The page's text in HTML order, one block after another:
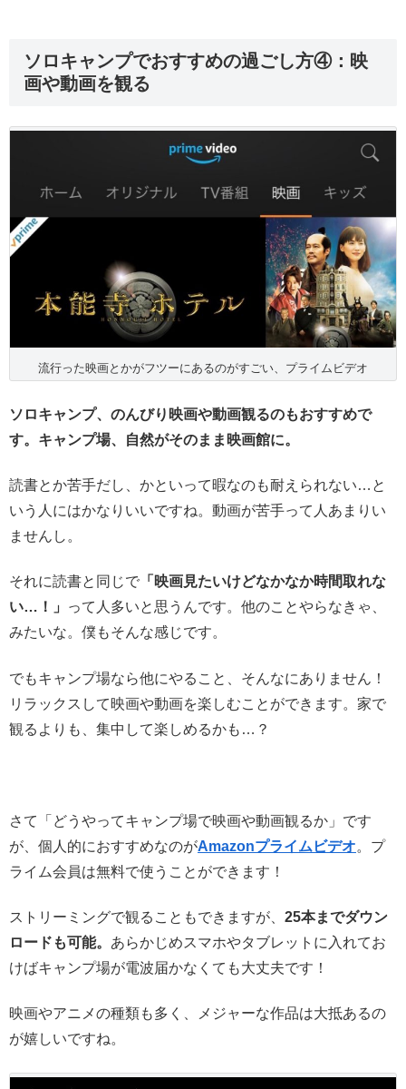
ソロキャンプでおすすめの過ごし方④：映
画や動画を観る
流行った映画とかがフツーにあるのがすごい、プライムビデオ
ソロキャンプ、のんびり映画や動画観るのもおすすめで
す。キャンプ場、自然がそのまま映画館に。
読書とか苦手だし、かといって暇なのも耐えられない…と
いう人にはかなりいいですね。動画が苦手って人あまりい
ませんし。
それに読書と同じで 「映画見たいけどなかなか時間取れな
い…！」
って人多いと思うんです。他のことやらなきゃ、
みたいな。僕もそんな感じです。
でもキャンプ場なら他にやること、そんなにありません！
リラックスして映画や動画を楽しむことができます。家で
観るよりも、集中して楽しめるかも…？
さて「どうやってキャンプ場で映画や動画観るか」です
が、個人的におすすめなのがAmazonプライムビデオ。プ
ライム会員は無料で使うことができます！
ストリーミングで観ることもできますが、 25本までダウン
ロードも可能。 あらかじめスマホやタブレットに入れてお
けばキャンプ場が電波届かなくても大丈夫です！
映画やアニメの種類も多く、メジャーな作品は大抵あるの
が嬉しいですね。